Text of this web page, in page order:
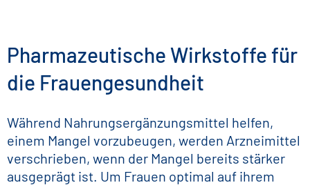
Pharmazeutische Wirkstoffe für
die Frauengesundheit
Während Nahrungsergänzungsmittel helfen,
einem Mangel vorzubeugen, werden Arzneimittel
verschrieben, wenn der Mangel bereits stärker
ausgeprägt ist. Um Frauen optimal auf ihrem